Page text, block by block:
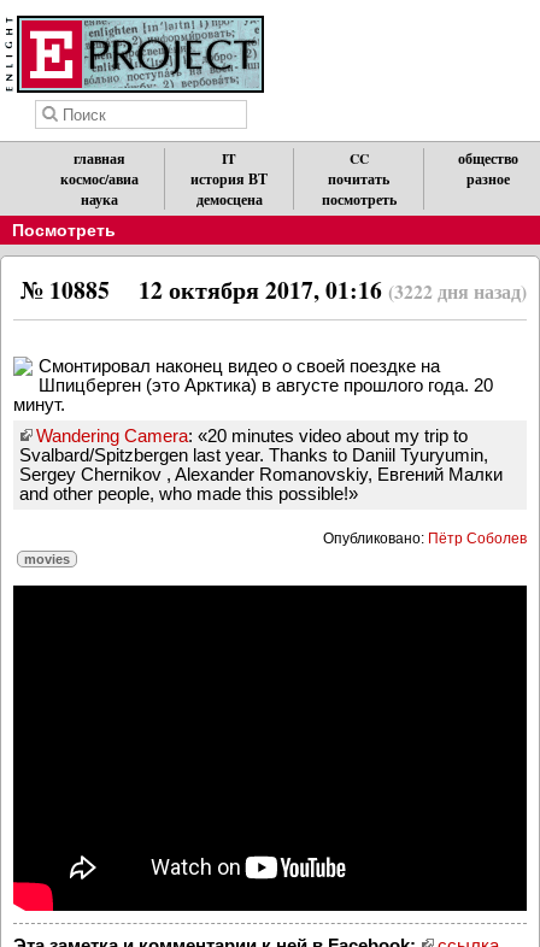
главная
космос/авиа
наука
IT
история ВТ
демосцена
CC
почитать
посмотреть
общество
разное
Посмотреть
12 октября 2017, 01:16 (3222 дня назад)
№ 10885
Смонтировал наконец видео о своей поездке на
Шпицберген (это Арктика) в августе прошлого года. 20
минут.
Wandering Camera: «20 minutes video about my trip to
Svalbard/Spitzbergen last year. Thanks to Daniil Tyuryumin,
Sergey Chernikov , Alexander Romanovskiy, Евгений Малки
and other people, who made this possible!»
Опубликовано: Пётр Соболев
movies